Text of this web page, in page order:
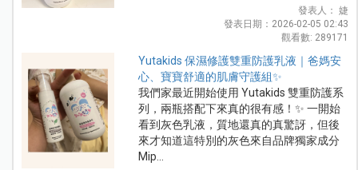
發表人： 婕
發表日期：2026-02-05 02:43
觀看數: 289171
Yutakids 保濕修護雙重防護乳液｜爸媽安
心、寶寶舒適的肌膚守護組✨
我們家最近開始使用 Yutakids 雙重防護系
列，兩瓶搭配下來真的很有感！✨ 一開始
看到灰色乳液，質地還真的真驚訝，但後
來才知道這特別的灰色來自品牌獨家成分
Mip...